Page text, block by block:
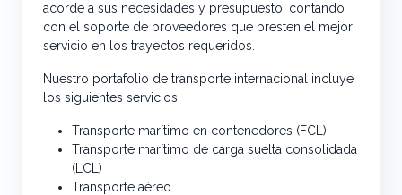
acorde a sus necesidades y presupuesto, contando
con el soporte de proveedores que presten el mejor
servicio en los trayectos requeridos.
Nuestro portafolio de transporte internacional incluye
los siguientes servicios:
Transporte marítimo en contenedores (FCL)
Transporte marítimo de carga suelta consolidada
(LCL)
Transporte aéreo